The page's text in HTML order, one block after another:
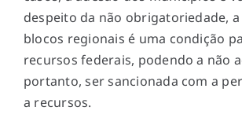
despeito da não obrigatoriedade, a
blocos regionais é uma condição
recursos federais, podendo a não
portanto, ser sancionada com a
a recursos.